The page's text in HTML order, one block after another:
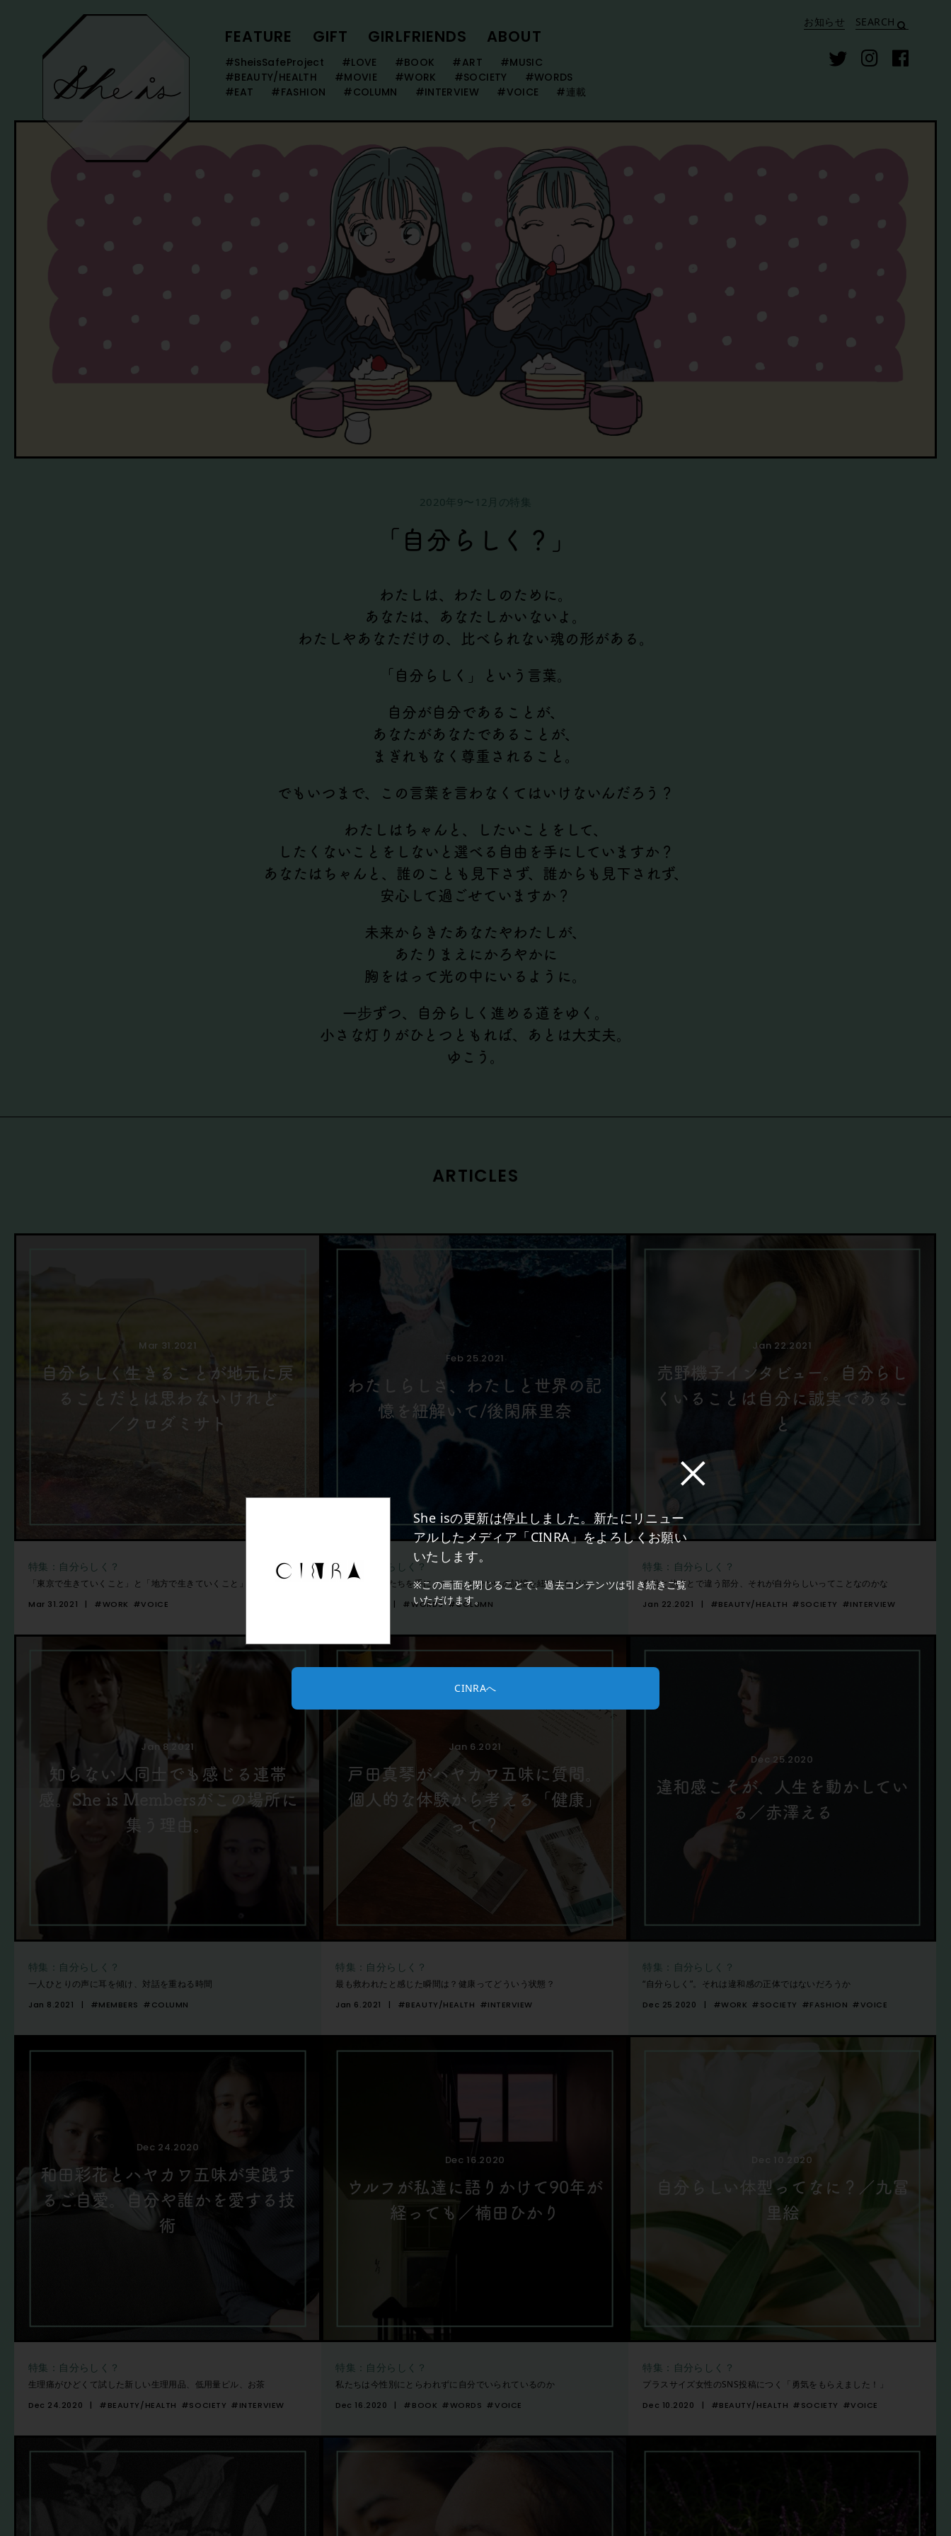
She isの更新は停止しました。新たにリニュー
アルしたメディア「CINRA」をよろしくお願い
いたします。
※この画面を閉じることで、過去コンテンツは引き続きご覧
いただけます。
CINRAへ
FEATURE GIFT GIRLFRIENDS ABOUT
#SheisSafeProject #LOVE #BOOK #ART
#MUSIC
#BEAUTY/HEALTH
#MOVIE #WORK #SOCIETY
#WORDS
#EAT
#FASHION #COLUMN #INTERVIEW #VOICE #連載
お知らせ SEARCH
2020年9〜12月の特集
「自分らしく？」
わたしは、わたしのために。
あなたは、あなたしかいないよ。
わたしやあなただけの、比べられない魂の形がある。
「自分らしく」という言葉。
自分が自分であることが、
あなたがあなたであることが、
まぎれもなく尊重されること。
でもいつまで、この言葉を言わなくてはいけないんだろう？
わたしはちゃんと、したいことをして、
したくないことをしないと選べる自由を手にしていますか？
あなたはちゃんと、誰のことも見下さず、誰からも見下されず、
安心して過ごせていますか？
未来からきたあなたやわたしが、
あたりまえにかろやかに
胸をはって光の中にいるように。
一步ずつ、自分らしく進める道をゆく。
小さな灯りがひとつともれば、あとは大丈夫。
ゆこう。
ARTICLES
Mar 31.2021
自分らしく生きることが地元に戻
ることだとは思わないけれど
／クロダミサト
特集：自分らしく？
「東京で生きていくこと」と「地方で生きていくこと」
Mar 31.2021 #WORK #VOICE
Feb 25.2021
わたしらしさ、わたしと世界の記
憶を紐解いて/後閑麻里奈
特集：自分らしく？
小さなかけらたちを手に、わたしとせかいの記憶を紐解きながら
#WORDS #COLUMN
Jan 22.2021
売野機子インタビュー。自分らし
くいることは自分に誠実であるこ
と
特集：自分らしく？
自分と他者とで違う部分、それが自分らしいってことなのかな
Jan 22.2021 #BEAUTY/HEALTH #SOCIETY #INTERVIEW
Jan 8.2021
知らない人同士でも感じる連帯
感。She is Membersがこの場所に
集う理由。
特集：自分らしく？
一人ひとりの声に耳を傾け、対話を重ねる時間
Jan 8.2021 #MEMBERS #COLUMN
Jan 6.2021
戸田真琴がハヤカワ五味に質問。
個人的な体験から考える「健康」
って？
特集：自分らしく？
最も救われたと感じた瞬間は？健康ってどういう状態？
Jan 6.2021 #BEAUTY/HEALTH #INTERVIEW
Dec 25.2020
違和感こそが、人生を動かしてい
る／赤澤える
特集：自分らしく？
“自分らしく”。それは違和感の正体ではないだろうか
Dec 25.2020 #WORK #SOCIETY #FASHION #VOICE
Dec 24.2020
和田彩花とハヤカワ五味が実践す
るご自愛。自分や誰かを愛する技
術
特集：自分らしく？
生理痛がひどくて試した新しい生理用品、低用量ピル、お茶
Dec 24.2020 #BEAUTY/HEALTH #SOCIETY #INTERVIEW
Dec 16.2020
ウルフが私達に語りかけて90年が
経っても／楠田ひかり
特集：自分らしく？
私たちは今性別にとらわれずに自分でいられているのか
Dec 16.2020 #BOOK #WORDS #VOICE
Dec 10.2020
自分らしい体型ってなに？／九冨
里絵
特集：自分らしく？
プラスサイズ女性のSNS投稿につく「勇気をもらえました！」
Dec 10.2020 #BEAUTY/HEALTH #SOCIETY #VOICE